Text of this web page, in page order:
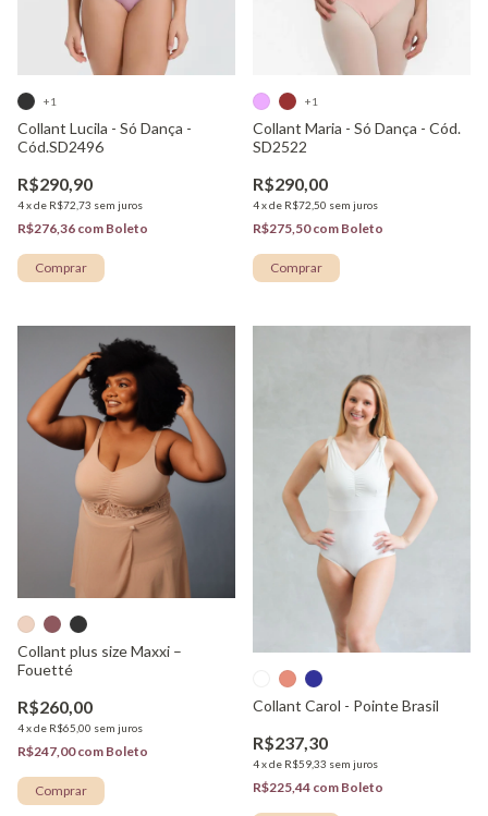
Collant Lucila - Só Dança -
Cód.SD2496
R$290,90
4xde R$72,73 sem juros
R$276,36 com Boleto
+1
Comprar
Collant Maria - Só Dança - Cód.
SD2522
R$290,00
4xde R$72,50 sem juros
R$275,50com Boleto
+1
Comprar
Collant plus size Maxxi –
Fouetté
R$260,00
4xde R$65,00 sem juros
R$247,00com Boleto
Comprar
Collant Carol - Pointe Brasil
R$237,30
4xde R$59,33 sem juros
R$225,44 com Boleto